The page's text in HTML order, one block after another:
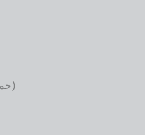
تيار مستمر 2.5-30 فولت (أضواء LED حمراء)